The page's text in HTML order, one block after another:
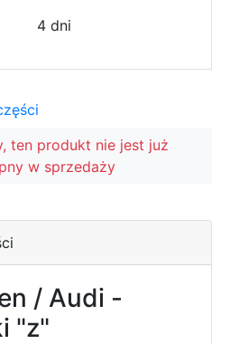
4 dni
ten produkt nie jest już
w sprzedaży
/ Audi -
"z"